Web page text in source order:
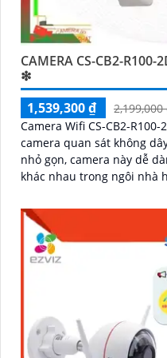
CAMERA CS-CB2-R100-
❇
1,539,300 ₫
2,199,000
Camera Wifi CS-CB2-R100-
camera quan sát không dây chất
nhỏ gọn, camera này dễ
khác nhau trong ngôi nhà